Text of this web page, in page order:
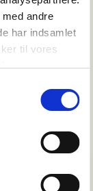
andre
har indsamlet
til vores
vores